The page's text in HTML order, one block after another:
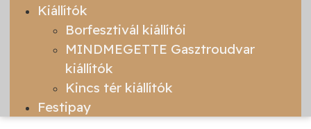
Kiállítók
Borfesztivál kiállítói
MINDMEGETTE Gasztroudvar
kiállítók
Kincs tér kiállítók
Festipay